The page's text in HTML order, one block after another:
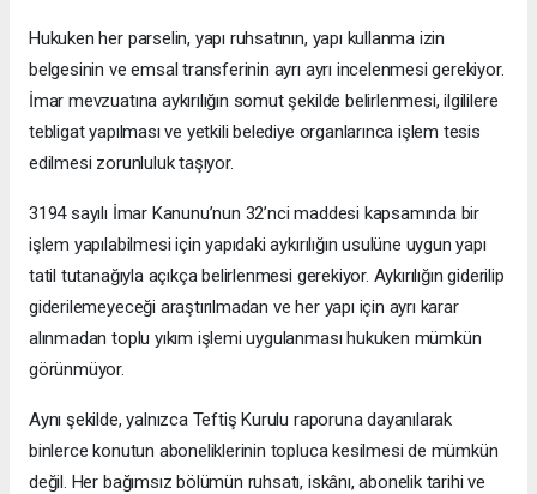
Hukuken her parselin, yapı ruhsatının, yapı kullanma izin
belgesinin ve emsal transferinin ayrı ayrı incelenmesi gerekiyor.
İmar mevzuatına aykırılığın somut şekilde belirlenmesi, ilgililere
tebligat yapılması ve yetkili belediye organlarınca işlem tesis
edilmesi zorunluluk taşıyor.
3194 sayılı İmar Kanunu’nun 32’nci maddesi kapsamında bir
işlem yapılabilmesi için yapıdaki aykırılığın usulüne uygun yapı
tatil tutanağıyla açıkça belirlenmesi gerekiyor. Aykırılığın giderilip
giderilemeyeceği araştırılmadan ve her yapı için ayrı karar
alınmadan toplu yıkım işlemi uygulanması hukuken mümkün
görünmüyor.
Aynı şekilde, yalnızca Teftiş Kurulu raporuna dayanılarak
binlerce konutun aboneliklerinin topluca kesilmesi de mümkün
değil. Her bağımsız bölümün ruhsatı, iskânı, abonelik tarihi ve